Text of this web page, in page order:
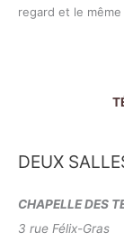
regard et le
DEUX
CHAPELLE DES
3 rue Félix-Gras